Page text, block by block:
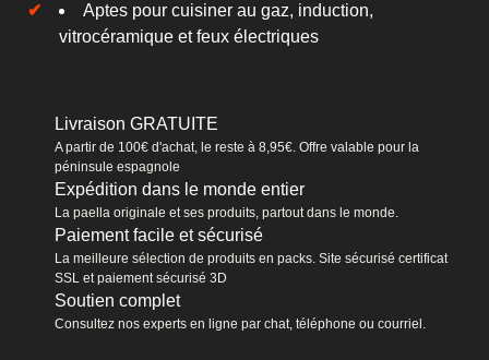
Aptes pour cuisiner au gaz, induction,
vitrocéramique et feux électriques
Livraison GRATUITE
A partir de 100€ d'achat, le reste à 8,95€. Offre valable pour la
péninsule espagnole
Expédition dans le monde entier
La paella originale et ses produits, partout dans le monde.
Paiement facile et sécurisé
La meilleure sélection de produits en packs. Site sécurisé certificat
SSL et paiement sécurisé 3D
Soutien complet
Consultez nos experts en ligne par chat, téléphone ou courriel.